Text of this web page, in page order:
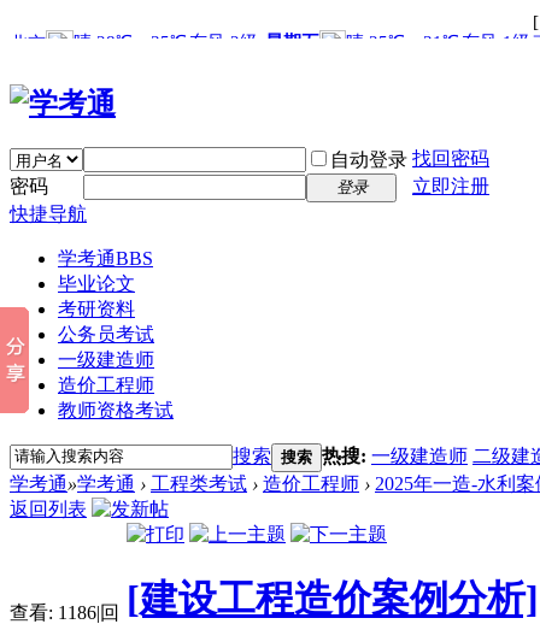
自动登录 找回密码
密码
登录
立即注册
快捷导航
学考通BBS
毕业论文
考研资料
公务员考试
一级建造师
造价工程师
教师资格考试
搜索 搜索 热搜: 一级建造师 二级建
学考通»学考通 › 工程类考试 › 造价工程师 › 2025年一造-水利
返回列表
查看: 1186|回
[建设工程造价案例分析]